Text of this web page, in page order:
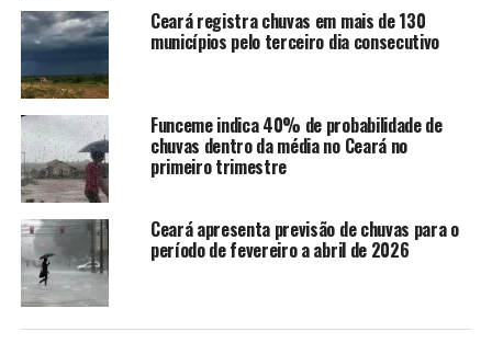
Tianguá (Posto: Tiangua) : 77.4 mm
Iracema (Posto: Iracema) : 67.0 mm
Ererê (Posto: São João) : 58.0 mm
Senador Pompeu (Posto: Senador Pompeu) : 52.0 mm
Ipueiras (Posto: Matriz) : 46.0 mm
Orós (Posto: Guassussê) : 44.0 mm
Alto Santo (Posto: Alto Santo) : 43.0 mm
Ererê (Posto: Acude Santa Maria) : 42.0 mm
Reriutaba (Posto: Amanaiara) : 39.0 mm
Ipaumirim (Posto: Santo Antônio) : 38.0 mm
Chuva derruba muro de cemitério em Tianguá e causa
alagamentos
Ceará registra chuvas em mais de 130
municípios pelo terceiro dia consecutivo
Funceme indica 40% de probabilidade de
chuvas dentro da média no Ceará no
primeiro trimestre
Ceará apresenta previsão de chuvas para o
período de fevereiro a abril de 2026